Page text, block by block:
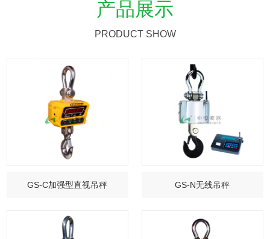
产品展示
PRODUCT SHOW
GS-C加强型直视吊秤 GS-N无线吊秤